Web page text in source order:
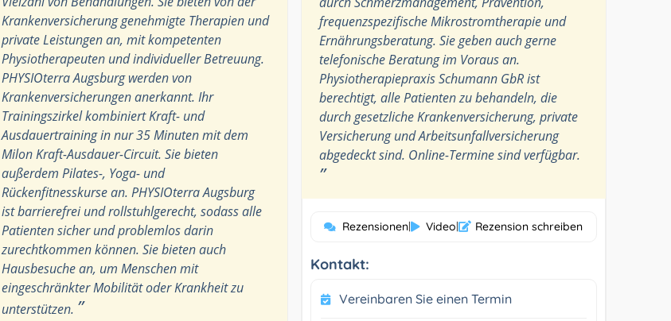
Krankenversicherung genehmigte Therapien und
private Leistungen an, mit kompetenten
Physiotherapeuten und individueller Betreuung.
PHYSIOterra Augsburg werden von
Krankenversicherungen anerkannt. Ihr
Trainingszirkel kombiniert Kraft- und
Ausdauertraining in nur 35 Minuten mit dem
Milon Kraft-Ausdauer-Circuit. Sie bieten
außerdem Pilates-, Yoga- und
Rückenfitnesskurse an. PHYSIOterra Augsburg
ist barrierefrei und rollstuhlgerecht, sodass alle
Patienten sicher und problemlos darin
zurechtkommen können. Sie bieten auch
Hausbesuche an, um Menschen mit
eingeschränkter Mobilität oder Krankheit zu
unterstützen. ”
frequenzspezifische Mikrostromtherapie und
Ernährungsberatung. Sie geben auch gerne
telefonische Beratung im Voraus an.
Physiotherapiepraxis Schumann GbR ist
berechtigt, alle Patienten zu behandeln, die
durch gesetzliche Krankenversicherung, private
Versicherung und Arbeitsunfallversicherung
abgedeckt sind. Online-Termine sind verfügbar.
”
Rezensionen| Video| Rezension schreiben
Kontakt:
Vereinbaren Sie einen Termin